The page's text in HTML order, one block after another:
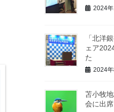
2024
「北洋
ェア
た
2024
苫小牧
会に出